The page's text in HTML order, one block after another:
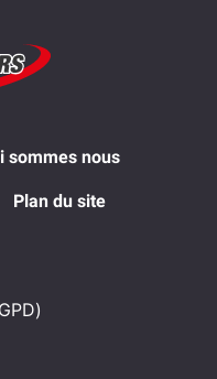
sommes nous
Plan du site